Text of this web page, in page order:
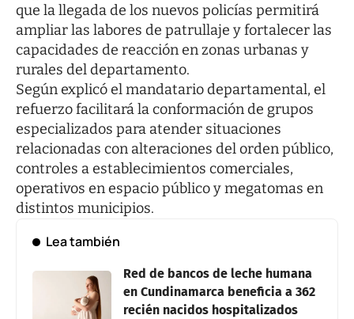
que la llegada de los nuevos policías permitirá
ampliar las labores de patrullaje y fortalecer las
capacidades de reacción en zonas urbanas y
rurales del departamento.
Según explicó el mandatario departamental, el
refuerzo facilitará la conformación de grupos
especializados para atender situaciones
relacionadas con alteraciones del orden público,
controles a establecimientos comerciales,
operativos en espacio público y megatomas en
distintos municipios.
Lea también
Red de bancos de leche humana
en Cundinamarca beneficia a 362
recién nacidos hospitalizados